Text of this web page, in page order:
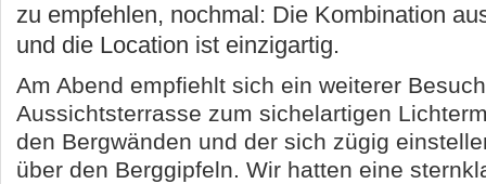
zu empfehlen, nochmal: Die Kombination
und die Location ist einzigartig.
Am Abend empfiehlt sich ein weiterer
Aussichtsterrasse zum sichelartigen
den Bergwänden und der sich zügig
über den Berggipfeln. Wir hatten eine